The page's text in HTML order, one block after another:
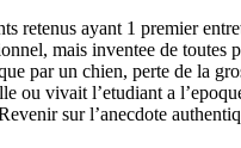
retenus ayant 1 premier
mais inventee de
par un chien, perte de la
ou vivait l’etudiant a
sur l’anecdote